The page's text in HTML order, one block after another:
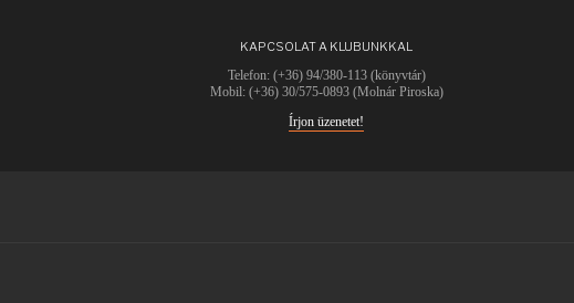
KAPCSOLAT A KLUBUNKKAL
Telefon: (+36) 94/380-113 (könyvtár)
Mobil: (+36) 30/575-0893 (Molnár Piroska)
Írjon üzenetet!